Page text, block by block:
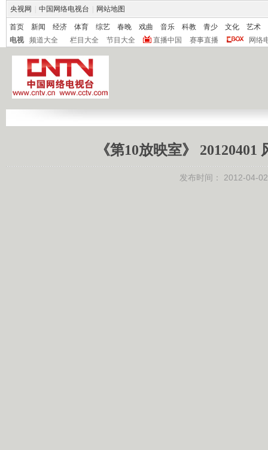
央视网 中国网络电视台 网站地图
首页 新闻 经济 体育 综艺 春晚 戏曲 音乐 科教 青少 文化
艺术
电视
频道大全 栏目大全 节目大全 直播中国 赛事直播 网络
《第10放映室》
发布时间： 2012-04-